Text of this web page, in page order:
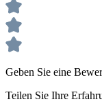
Geben Sie eine
Teilen Sie Ihre